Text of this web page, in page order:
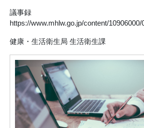
議事録
https://www.mhlw.go.jp/content/10906000/
健康・生活衛生局 生活衛生課